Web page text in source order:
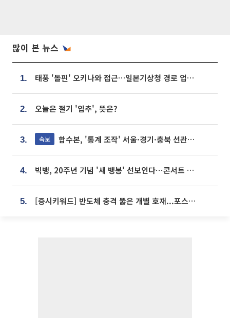
많이 본 뉴스
1. 태풍 '돌핀' 오키나와 접근…일본기상청 경로 업데이트
2. 오늘은 절기 '입추', 뜻은?
3. 속보 합수본, '통계 조작' 서울·경기·충북 선관위 등 추가 압수수색
4. 빅뱅, 20주년 기념 '새 뱅봉' 선보인다⋯콘서트 앞두고 팝업 개최
5. [증시키워드] 반도체 충격 뚫은 개별 호재...포스코퓨처엠·에코프로·한화솔루션 '눈길'